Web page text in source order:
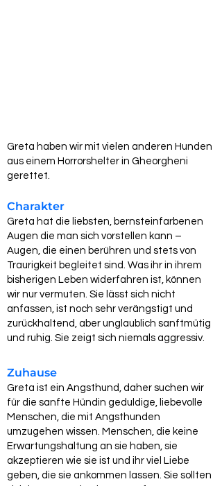
Greta haben wir mit vielen anderen Hunden
aus einem Horrorshelter in Gheorgheni
gerettet.
Charakter
Greta hat die liebsten, bernsteinfarbenen
Augen die man sich vorstellen kann –
Augen, die einen berühren und stets von
Traurigkeit begleitet sind. Was ihr in ihrem
bisherigen Leben widerfahren ist, können
wir nur vermuten. Sie lässt sich nicht
anfassen, ist noch sehr verängstigt und
zurückhaltend, aber unglaublich sanftmütig
und ruhig. Sie zeigt sich niemals aggressiv.
Zuhause
Greta ist ein Angsthund, daher suchen wir
für die sanfte Hündin geduldige, liebevolle
Menschen, die mit Angsthunden
umzugehen wissen. Menschen, die keine
Erwartungshaltung an sie haben, sie
akzeptieren wie sie ist und ihr viel Liebe
geben, die sie ankommen lassen. Sie sollten